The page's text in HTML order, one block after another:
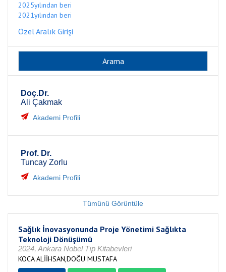
2025yılından beri
2021yılından beri
Özel Aralık Girişi
Doç.Dr.
Ali Çakmak
Akademi Profili
Prof. Dr.
Tuncay Zorlu
Akademi Profili
Tümünü Görüntüle
Sağlık İnovasyonunda Proje Yönetimi Sağlıkta
Teknoloji Dönüşümü
2024, Ankara Nobel Tıp Kitabevleri
KOCA ALİİHSAN,DOĞU MUSTAFA